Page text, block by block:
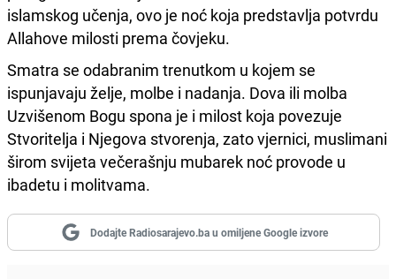
islamskog učenja, ovo je noć koja predstavlja potvrdu
Allahove milosti prema čovjeku.
Smatra se odabranim trenutkom u kojem se
ispunjavaju želje, molbe i nadanja. Dova ili molba
Uzvišenom Bogu spona je i milost koja povezuje
Stvoritelja i Njegova stvorenja, zato vjernici, muslimani
širom svijeta večerašnju mubarek noć provode u
ibadetu i molitvama.
Dodajte Radiosarajevo.ba u omiljene Google izvore